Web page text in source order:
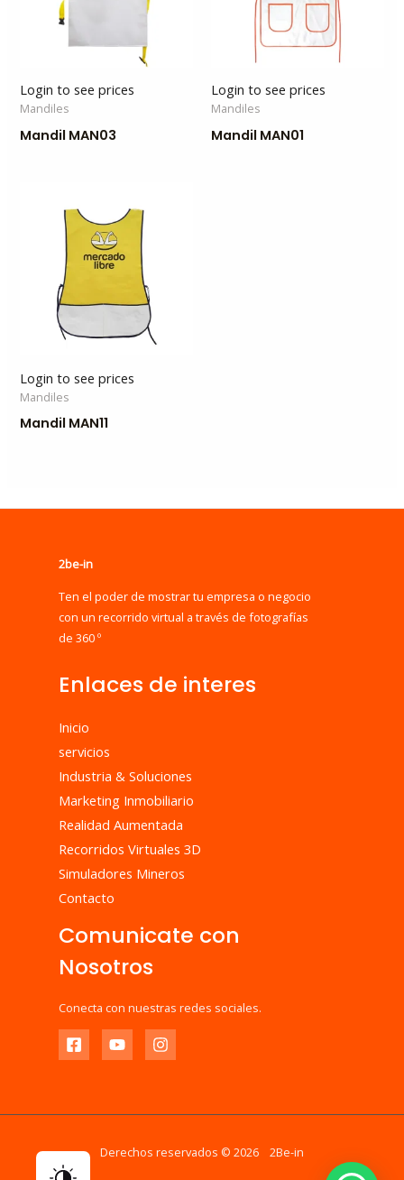
Login to see prices
Mandiles
Mandil MAN03
Login to see prices
Mandiles
Mandil MAN01
Login to see prices
Mandiles
Mandil MAN11
2be-in
Ten el poder de mostrar tu empresa o negocio
con un recorrido virtual a través de fotografías
de 360 º
Enlaces de interes
Inicio
servicios
Industria & Soluciones
Marketing Inmobiliario
Realidad Aumentada
Recorridos Virtuales 3D
Simuladores Mineros
Contacto
Comunicate con
Nosotros
Conecta con nuestras redes sociales.
Derechos reservados © 2026 2Be-in